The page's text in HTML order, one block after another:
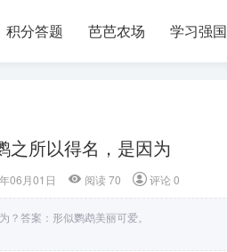
积分答题 芭芭农场 学习强国
之所以得名，是因为
06月01日 阅读 70 评论 0
答案：形似鹦鹉美丽可爱。